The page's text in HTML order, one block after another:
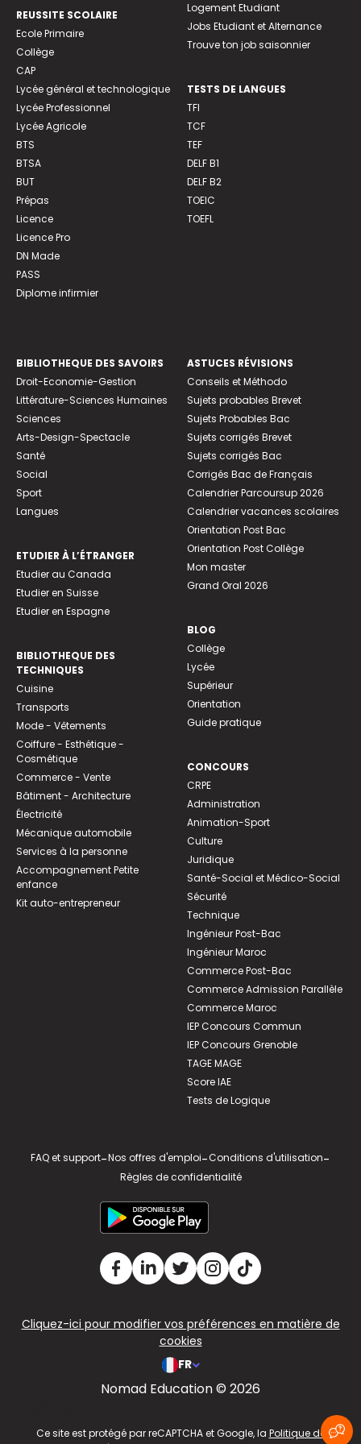
REUSSITE SCOLAIRE
Ecole Primaire
Collège
CAP
Lycée général et technologique
Lycée Professionnel
Lycée Agricole
BTS
BTSA
BUT
Prépas
Licence
Licence Pro
DN Made
PASS
Diplome infirmier
Logement Etudiant
Jobs Etudiant et Alternance
Trouve ton job saisonnier
TESTS DE LANGUES
TFI
TCF
TEF
DELF B1
DELF B2
TOEIC
TOEFL
BIBLIOTHEQUE DES SAVOIRS
Droit-Economie-Gestion
Littérature-Sciences Humaines
Sciences
Arts-Design-Spectacle
Santé
Social
Sport
Langues
ETUDIER À L’ÉTRANGER
Etudier au Canada
Etudier en Suisse
Etudier en Espagne
BIBLIOTHEQUE DES
TECHNIQUES
Cuisine
Transports
Mode - Vêtements
Coiffure - Esthétique -
Cosmétique
Commerce - Vente
Bâtiment - Architecture
Électricité
Mécanique automobile
Services à la personne
Accompagnement Petite
enfance
Kit auto-entrepreneur
ASTUCES RÉVISIONS
Conseils et Méthodo
Sujets probables Brevet
Sujets Probables Bac
Sujets corrigés Brevet
Sujets corrigés Bac
Corrigés Bac de Français
Calendrier Parcoursup 2026
Calendrier vacances scolaires
Orientation Post Bac
Orientation Post Collège
Mon master
Grand Oral 2026
BLOG
Collège
Lycée
Supérieur
Orientation
Guide pratique
CONCOURS
CRPE
Administration
Animation-Sport
Culture
Juridique
Santé-Social et Médico-Social
Sécurité
Technique
Ingénieur Post-Bac
Ingénieur Maroc
Commerce Post-Bac
Commerce Admission Parallèle
Commerce Maroc
IEP Concours Commun
IEP Concours Grenoble
TAGE MAGE
Score IAE
Tests de Logique
FAQ et support-Nos offres d'emploi-Conditions d'utilisation-
Règles de confidentialité
Cliquez-ici pour modifier vos préférences en matière de
cookies
FR
Nomad Education © 2026
Ce site est protégé par reCAPTCHA et Google, la Politique de